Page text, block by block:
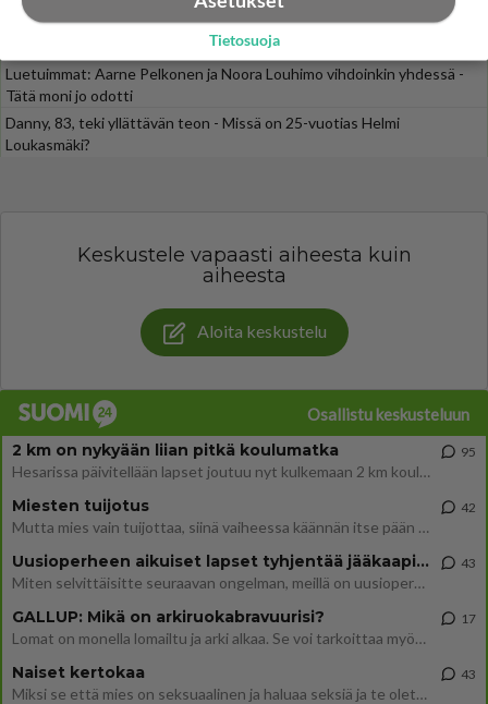
Muistatko? Kädestä suuhun elävä Satu sai jättimäisen rahasalkun
Luetuimmat: Aarne Pelkonen ja Noora Louhimo vihdoinkin yhdessä -
Tätä moni jo odotti
Danny, 83, teki yllättävän teon - Missä on 25-vuotias Helmi
Loukasmäki?
Keskustele vapaasti aiheesta kuin
aiheesta
Aloita keskustelu
Osallistu keskusteluun
2 km on nykyään liian pitkä koulumatka
Hesarissa päivitellään lapset joutuu nyt kulkemaan 2 km kouluun jösses. Ruostefillarilla tuo matka menee vaikka miten äk
95
Miesten tuijotus
Mutta mies vain tuijottaa, siinä vaiheessa käännän itse pään pois. Mikä juttu? Yleensä jos joku tuijottaa tai katsoo, hä
42
Uusioperheen aikuiset lapset tyhjentää jääkaapin käydessään
Miten selvittäisitte seuraavan ongelman, meillä on uusioperhe, minulla teini-ikäiset lapset ja puolisolla aikuiset, jotk
43
GALLUP: Mikä on arkiruokabravuurisi?
Lomat on monella lomailtu ja arki alkaa. Se voi tarkoittaa myös sitä, että grillailut on grillattu ja palataan arjen ruo
17
Naiset kertokaa
Miksi se että mies on seksuaalinen ja haluaa seksiä ja te olette hänen mielestänne haluttava on vastenmielistä? Mikä sii
43
Tietosuoja